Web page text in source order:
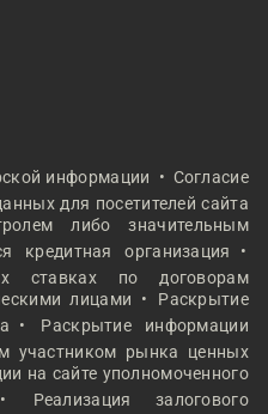
информации
Согласие
для посетителей сайта
либо значительным
кредитная организация
ставках по договорам
лицами
Раскрытие
Раскрытие информации
участником рынка ценных
на сайте уполномоченного
Реализация залогового